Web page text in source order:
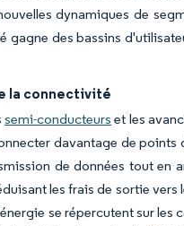
dynamiques de
gagne des bassins
la connectivité
semi-conducteurs et les
davantage de
de données tout
les frais de sortie
se répercutent sur